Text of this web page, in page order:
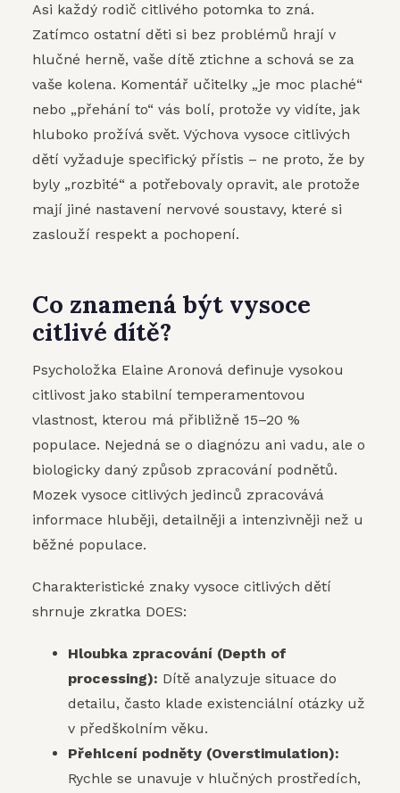
Asi každý rodič citlivého potomka to zná.
Zatímco ostatní děti si bez problémů hrají v
hlučné herně, vaše dítě ztichne a schová se za
vaše kolena. Komentář učitelky „je moc plaché“
nebo „přehání to“ vás bolí, protože vy vidíte, jak
hluboko prožívá svět. Výchova vysoce citlivých
dětí vyžaduje specifický přístis – ne proto, že by
byly „rozbité“ a potřebovaly opravit, ale protože
mají jiné nastavení nervové soustavy, které si
zaslouží respekt a pochopení.
Co znamená být vysoce
citlivé dítě?
Psycholožka Elaine Aronová definuje vysokou
citlivost jako stabilní temperamentovou
vlastnost, kterou má přibližně 15–20 %
populace. Nejedná se o diagnózu ani vadu, ale o
biologicky daný způsob zpracování podnětů.
Mozek vysoce citlivých jedinců zpracovává
informace hluběji, detailněji a intenzivněji než u
běžné populace.
Charakteristické znaky vysoce citlivých dětí
shrnuje zkratka DOES:
Hloubka zpracování (Depth of
processing): Dítě analyzuje situace do
detailu, často klade existenciální otázky už
v předškolním věku.
Přehlcení podněty (Overstimulation):
Rychle se unavuje v hlučných prostředích,